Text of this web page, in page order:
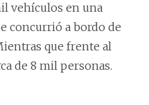
vehículos en una
concurrió a bordo de
que frente al
de 8 mil personas.